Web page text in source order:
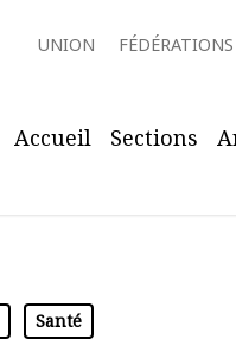
UNION FÉDÉRATIONS
Accueil Sections
Santé